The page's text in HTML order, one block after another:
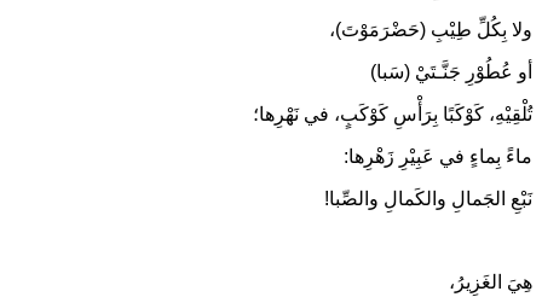
ولا بِكُلِّ طِيْبِ (حَضْرَمَوْتَ)،
أو عُطُوْرِ جَنَّـتَيْ (سَبا)
تُلْقِيْهِ، كَوْكَبًا بِرَأْسِ كَوْكَبٍ، في نَهْرِها؛
ماءً بِماءٍ في عَبِيْرِ زَهْرِها:
نَبْعِ الجَمالِ والكَمالِ والصِّبا!
هِيَ الغَزِيرُ،